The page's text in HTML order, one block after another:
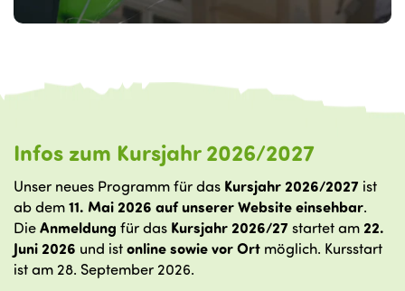
Infos zum Kursjahr 2026/2027
Unser neues Programm für das Kursjahr 2026/2027 ist
ab dem11. Mai 2026 auf unserer Website einsehbar.
DieAnmeldung für das Kursjahr 2026/27startet am 22.
Juni 2026 und istonline sowie vor Ort möglich. Kursstart
ist am 28. September 2026.